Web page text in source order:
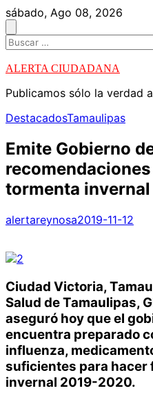
Skip
to
content
sábado, Ago 08, 2026
Buscar:
ALERTA CIUDADANA
Publicamos sólo la verdad
DestacadosTamaulipas
Emite Gobierno
tormenta invernal
alertareynosa2019-11-12
Ciudad Victoria,
Salud de Tamaulipas,
aseguró hoy que el
encuentra preparado
influenza,
suficientes para hacer
invernal 2019-2020.